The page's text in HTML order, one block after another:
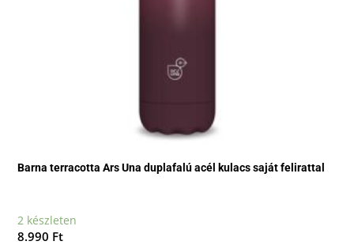
Barna terracotta Ars Una duplafalú acél kulacs saját felirattal
2 készleten
8.990 Ft